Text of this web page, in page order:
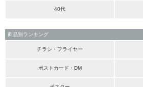
40代
商品別ランキング
チラシ・フライヤー
ポストカード・DM